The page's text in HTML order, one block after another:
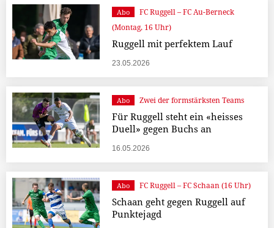
Abo
FC Ruggell – FC Au-Berneck
(Montag, 16 Uhr)
Ruggell mit perfektem Lauf
23.05.2026
Abo Zwei der formstärksten Teams
Für Ruggell steht ein «heisses
Duell» gegen Buchs an
16.05.2026
Abo FC Ruggell – FC Schaan (16 Uhr)
Schaan geht gegen Ruggell auf
Punktejagd